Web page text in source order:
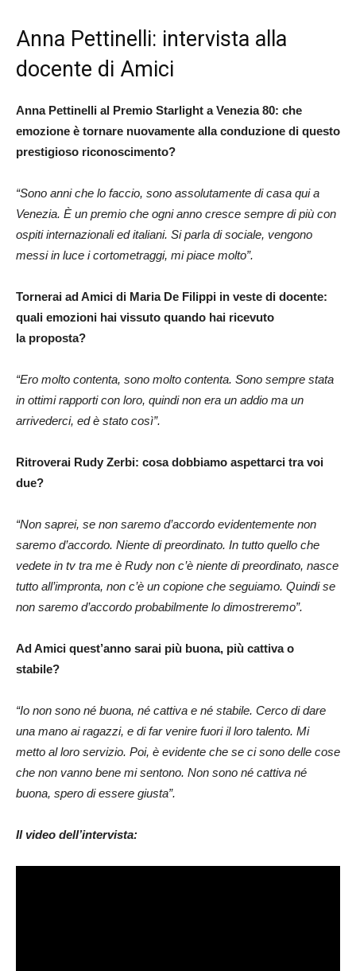
Anna Pettinelli: intervista alla
docente di Amici
Anna Pettinelli al Premio Starlight a Venezia 80: che
emozione è tornare nuovamente alla conduzione di questo
prestigioso riconoscimento?
“Sono anni che lo faccio, sono assolutamente di casa qui a
Venezia. È un premio che ogni anno cresce sempre di più con
ospiti internazionali ed italiani. Si parla di sociale, vengono
messi in luce i cortometraggi, mi piace molto”.
Tornerai ad Amici di Maria De Filippi in veste di docente:
quali emozioni hai vissuto quando hai ricevuto
la proposta?
“Ero molto contenta, sono molto contenta. Sono sempre stata
in ottimi rapporti con loro, quindi non era un addio ma un
arrivederci, ed è stato così”.
Ritroverai Rudy Zerbi: cosa dobbiamo aspettarci tra voi
due?
“Non saprei, se non saremo d’accordo evidentemente non
saremo d’accordo. Niente di preordinato. In tutto quello che
vedete in tv tra me è Rudy non c’è niente di preordinato, nasce
tutto all’impronta, non c’è un copione che seguiamo. Quindi se
non saremo d’accordo probabilmente lo dimostreremo”.
Ad Amici quest’anno sarai più buona, più cattiva o
stabile?
“Io non sono né buona, né cattiva e né stabile. Cerco di dare
una mano ai ragazzi, e di far venire fuori il loro talento. Mi
metto al loro servizio. Poi, è evidente che se ci sono delle cose
che non vanno bene mi sentono. Non sono né cattiva né
buona, spero di essere giusta”.
Il video dell’intervista: